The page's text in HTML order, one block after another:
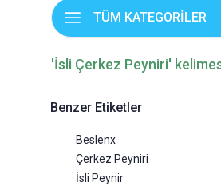
TÜM KATEGORİLER
'İsli Çerkez Peyniri'
Benzer Etiketler
Beslenx
Çerkez Peyniri
İsli Peynir